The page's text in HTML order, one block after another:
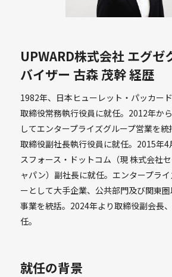
UPWARD株式会社 エグゼ
バイザー 古森 茂幹 経歴
1982年、日本ヒューレット・パッカー
取締役常務執行役員に就任。2012年か
してエンタープライズグループ営業を
取締役副社長執行役員に就任。2015年
スフォース・ドットコム（現 株式会社
ャパン）副社長に就任。エンタープラ
ーとして大手企業、公共部門及び関東
事業を統括。2024年より取締役副会長
任。
就任の背景